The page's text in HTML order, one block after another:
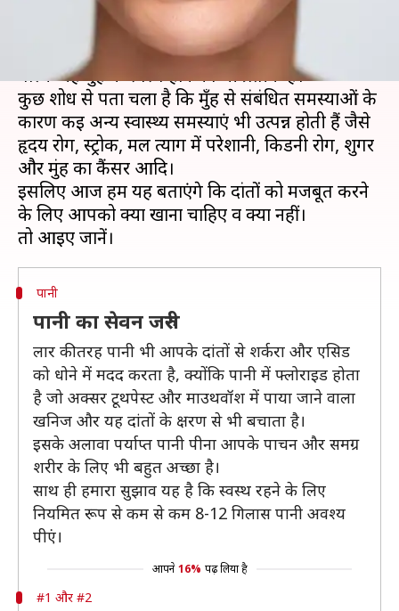
मजबूत दांत से न सिर्फ आपकी हंसी सुंदर लगती है,
बल्कि यह मुँह के स्वस्थ होने का भी प्रतीक है।
कुछ शोध से पता चला है कि मुँह से संबंधित समस्याओं के
कारण कई अन्य स्वास्थ्य समस्याएं भी उत्पन्न होती हैं जैसे
हृदय रोग, स्ट्रोक, मल त्याग में परेशानी, किडनी रोग, शुगर
और मुंह का कैंसर आदि।
इसलिए आज हम यह बताएंगे कि दांतों को मजबूत करने
के लिए आपको क्या खाना चाहिए व क्या नहीं।
पानी
पानी का सेवन जरुरी
लार की तरह पानी भी आपके दांतों से शर्करा और एसिड
को धोने में मदद करता है, क्योंकि पानी में फ्लोराइड होता
है जो अक्सर टूथपेस्ट और माउथवॉश में पाया जाने वाला
खनिज और यह दांतों के क्षरण से भी बचाता है।
इसके अलावा पर्याप्त पानी पीना आपके पाचन और समग्र
शरीर के लिए भी बहुत अच्छा है।
साथ ही हमारा सुझाव यह है कि स्वस्थ रहने के लिए
नियमित रूप से कम से कम 8-12 गिलास पानी अवश्य
पीएं।
आपने 16% पढ़ लिया है
#1 और #2